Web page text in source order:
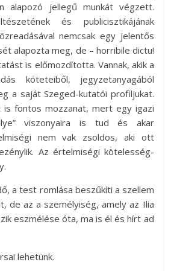
alapozó jellegű munkát végzett.
és publicisztikájának
nemcsak egy jelentős
alapozta meg, de – horribile dictu!
is előmozdította. Vannak, akik a
köteteiből, jegyzetanyagából
a saját Szeged-kutatói profiljukat.
is fontos mozzanat, mert egy igazi
viszonyaira is tud és akar
nem vak zsoldos, aki ott
Az értelmiségi kötelesség-
a test romlása beszűkíti a szellem
de az a személyiség, amely az Ilia
eszmélése óta, ma is él és hírt ad
lehetünk.